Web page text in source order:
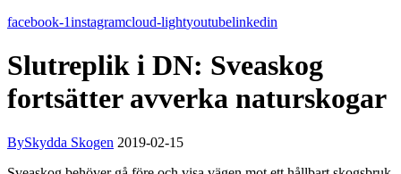
facebook-1instagramcloud-lightyoutubelinkedin
Slutreplik i DN: Sveaskog
fortsätter avverka naturskogar
BySkydda Skogen 2019-02-15